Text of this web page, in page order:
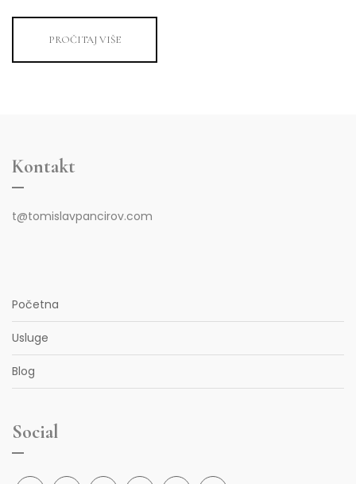
PROČITAJ VIŠE
Kontakt
t@tomislavpancirov.com
Početna
Usluge
Blog
Social